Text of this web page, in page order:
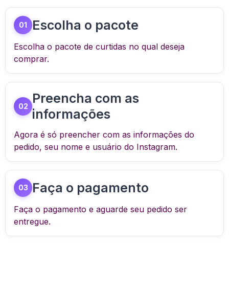
01 Escolha o pacote
Escolha o pacote de curtidas no qual deseja
comprar.
02
Preencha com as
informações
Agora é só preencher com as informações do
pedido, seu nome e usuário do Instagram.
03 Faça o pagamento
Faça o pagamento e aguarde seu pedido ser
entregue.